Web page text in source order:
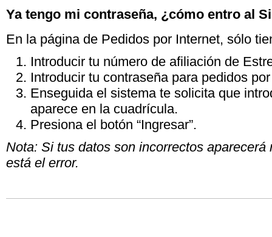
Ya tengo mi contraseña, ¿cómo entro al
En la página de Pedidos por Internet, sólo
Introducir tu número de afiliación de
Introducir tu contraseña para pedidos
Enseguida el sistema te solicita que
aparece en la cuadrícula.
Presiona el botón “Ingresar”.
Nota: Si tus datos son incorrectos
está el error.